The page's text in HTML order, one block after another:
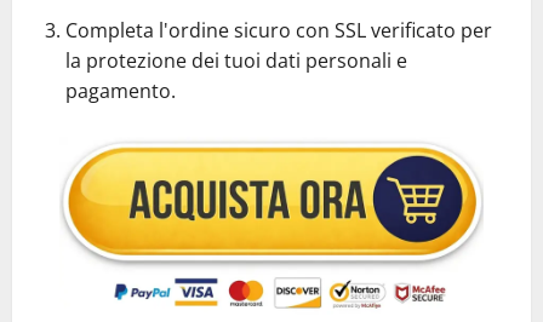
Completa l'ordine sicuro con SSL verificato per
la protezione dei tuoi dati personali e
pagamento.